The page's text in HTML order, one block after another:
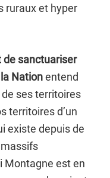
ruraux et hyper
de sanctuariser
Nationentend
ses territoires
territoires d’un
existe depuis de
Montagne est en